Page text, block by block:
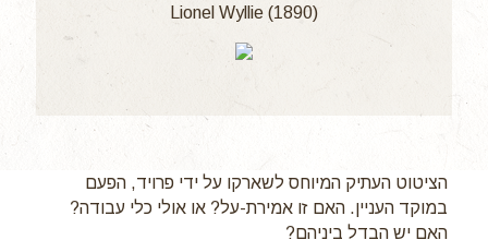
Lionel Wyllie (1890)
הציטוט העתיק המיוחס לשארקו על ידי פרויד, הפעם
במוקד העניין. האם זו אמירת-על? או אולי כלי עבודה?
האם יש הבדל ביניהם?